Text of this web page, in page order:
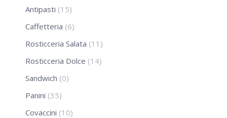
Antipasti (15)
Caffetteria (6)
Rosticceria Salata (11)
Rosticceria Dolce (14)
Sandwich (0)
Panini (35)
Covaccini (10)